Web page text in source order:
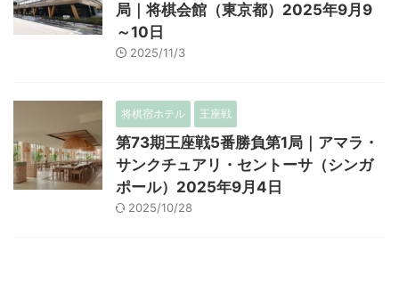
局｜将棋会館（東京都）2025年9月9
～10日
2025/11/3
将棋宿ホテル 王座戦
第73期王座戦5番勝負第1局｜アマラ・
サンクチュアリ・セントーサ（シンガ
ポール）2025年9月4日
2025/10/28